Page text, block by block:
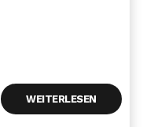
WEITERLESEN